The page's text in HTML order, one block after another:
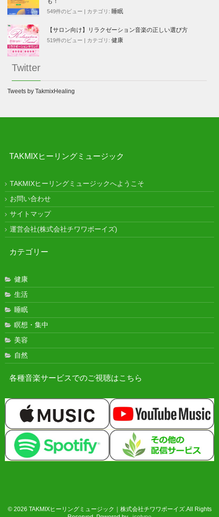
549件のビュー | カテゴリ: 睡眠
【サロン向け】リラクゼーション音楽の正しい選び方
519件のビュー | カテゴリ: 健康
Twitter
Tweets by TakmixHealing
TAKMIXヒーリングミュージック
TAKMIXヒーリングミュージックへようこそ
お問い合わせ
サイトマップ
運営会社(株式会社チワワボーイズ)
カテゴリー
健康
生活
睡眠
瞑想・集中
美容
自然
各種音楽サービスでのご視聴はこちら
© 2026 TAKMIXヒーリングミュージック｜株式会社チワワボーイズ.All Rights